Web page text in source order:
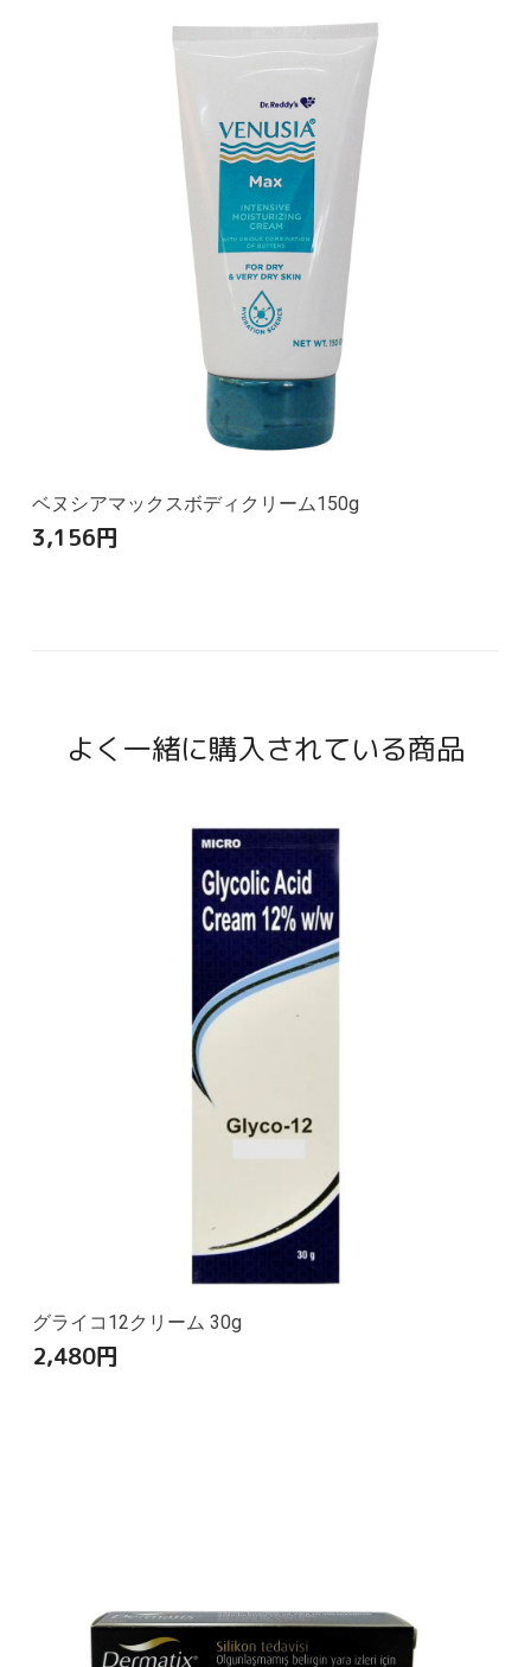
ベヌシアマックスボディクリーム150g
3,156円
よく一緒に購入されている商品
グライコ12クリーム 30g
2,480円